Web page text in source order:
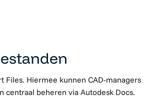
Files. Hiermee kunnen CAD-managers
centraal beheren via Autodesk Docs.